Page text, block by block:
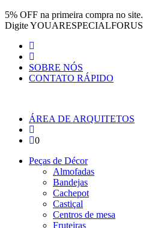
Pular para o conteúdo
5% OFF na primeira compra no site.
DigiteYOUARESPECIALFORUS
SOBRE NÓS
CONTATO RÁPIDO
ÁREA DE ARQUITETOS
0
Peças de Décor
Almofadas
Bandejas
Cachepot
Castiçal
Centros de mesa
Fruteiras